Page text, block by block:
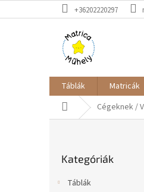
a
+36202220297
Táblák Matricák
KezdőlapCégeknek /
átugrása
Kategóriák
Táblák